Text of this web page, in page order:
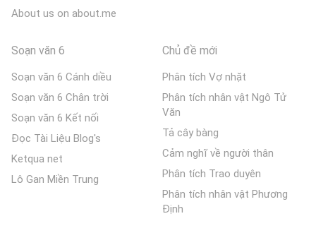
About us on about.me
Soạn văn 6
Soạn văn 6 Cánh diều
Soạn văn 6 Chân trời
Soạn văn 6 Kết nối
Đọc Tài Liệu Blog's
Ketqua net
Lô Gan Miền Trung
Chủ đề mới
Phân tích Vợ nhặt
Phân tích nhân vật Ngô Tử
Văn
Tả cây bàng
Cảm nghĩ về người thân
Phân tích Trao duyên
Phân tích nhân vật Phương
Định